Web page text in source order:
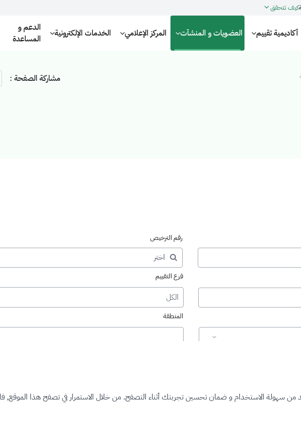
كيف تتحقق
أكاديمية تقييم العضويات و المنشآت المركز الإعلامي الخدمات الإلكترونية
الدعم و
المساعدة
مشاركة الصفحة :
رقم الترخيص
فرع التقييم
الكل
المنطقة
من سهولة الاستخدام و ضمان تحسين تجربتك أثناء التصفح. من خلال الاستمرار في تصفح هذا الموقع,